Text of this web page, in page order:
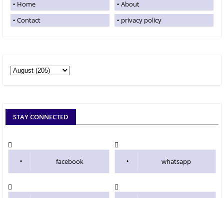
Home
About
Contact
privacy policy
STAY CONNECTED
facebook whatsapp